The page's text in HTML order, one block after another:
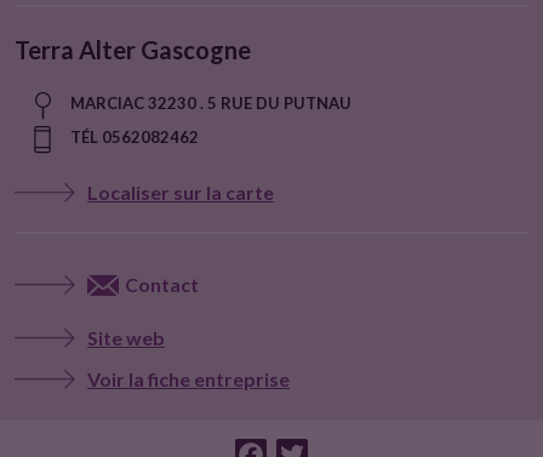
Terra Alter Gascogne
MARCIAC 32230 . 5 RUE DU PUTNAU
TÉL 0562082462
Localiser sur la carte
Contact
Site web
Voir la fiche entreprise